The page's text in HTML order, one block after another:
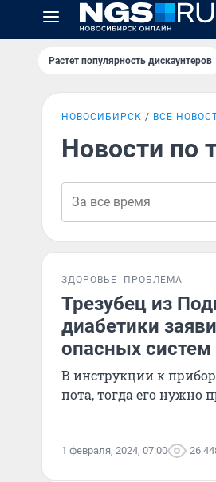
Растет популярность дискаунтеров
НОВОСИБИРСК ВСЕ
Новости по
ЗДОРОВЬЕ ПРОБЛЕМА
Трезубец из
диабетики
опасных систем
В инструкции к
пота, тогда его нужно
1 февраля, 2024, 07:00 26